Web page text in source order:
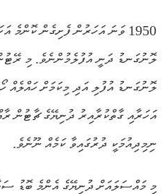
އަހަރާއި ގާތްކުރާއިރު ދުނިޔޭގެ ޗާޓުން
ނިމިދިއުމަކީ ދުރުގައިވާ ކަމެއް ނޫނެވެ.